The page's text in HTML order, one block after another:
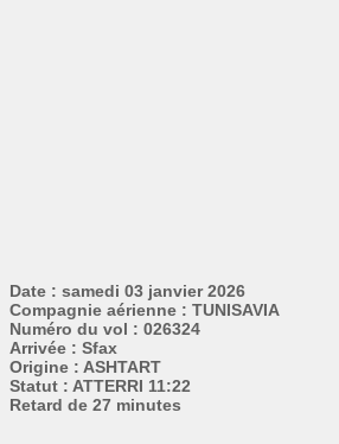
Date : samedi 03 janvier 2026
Compagnie aérienne : TUNISAVIA
Numéro du vol : 026324
Arrivée : Sfax
Origine : ASHTART
Statut : ATTERRI 11:22
Retard de 27 minutes